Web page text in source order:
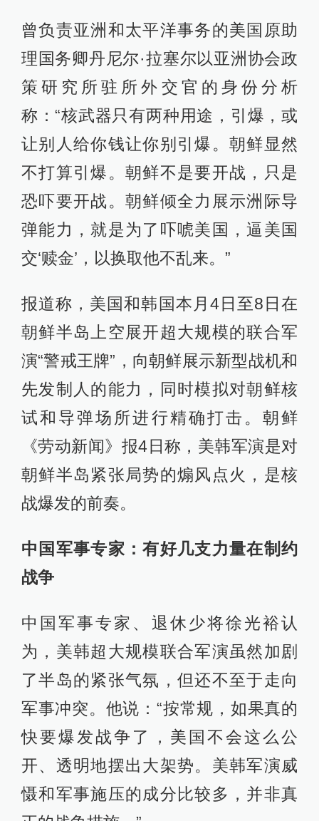
曾负责亚洲和太平洋事务的美国原助
理国务卿丹尼尔·拉塞尔以亚洲协会政
策研究所驻所外交官的身份分析
称：“核武器只有两种用途，引爆，或
让别人给你钱让你别引爆。朝鲜显然
不打算引爆。朝鲜不是要开战，只是
恐吓要开战。朝鲜倾全力展示洲际导
弹能力，就是为了吓唬美国，逼美国
交‘赎金’，以换取他不乱来。”
报道称，美国和韩国本月4日至8日在
朝鲜半岛上空展开超大规模的联合军
演“警戒王牌”，向朝鲜展示新型战机和
先发制人的能力，同时模拟对朝鲜核
试和导弹场所进行精确打击。朝鲜
《劳动新闻》报4日称，美韩军演是对
朝鲜半岛紧张局势的煽风点火，是核
战爆发的前奏。
中国军事专家：有好几支力量在制约
战争
中国军事专家、退休少将徐光裕认
为，美韩超大规模联合军演虽然加剧
了半岛的紧张气氛，但还不至于走向
军事冲突。他说：“按常规，如果真的
快要爆发战争了，美国不会这么公
开、透明地摆出大架势。美韩军演威
慑和军事施压的成分比较多，并非真